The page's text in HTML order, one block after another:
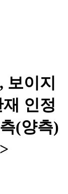
보이지
인정
(양측)